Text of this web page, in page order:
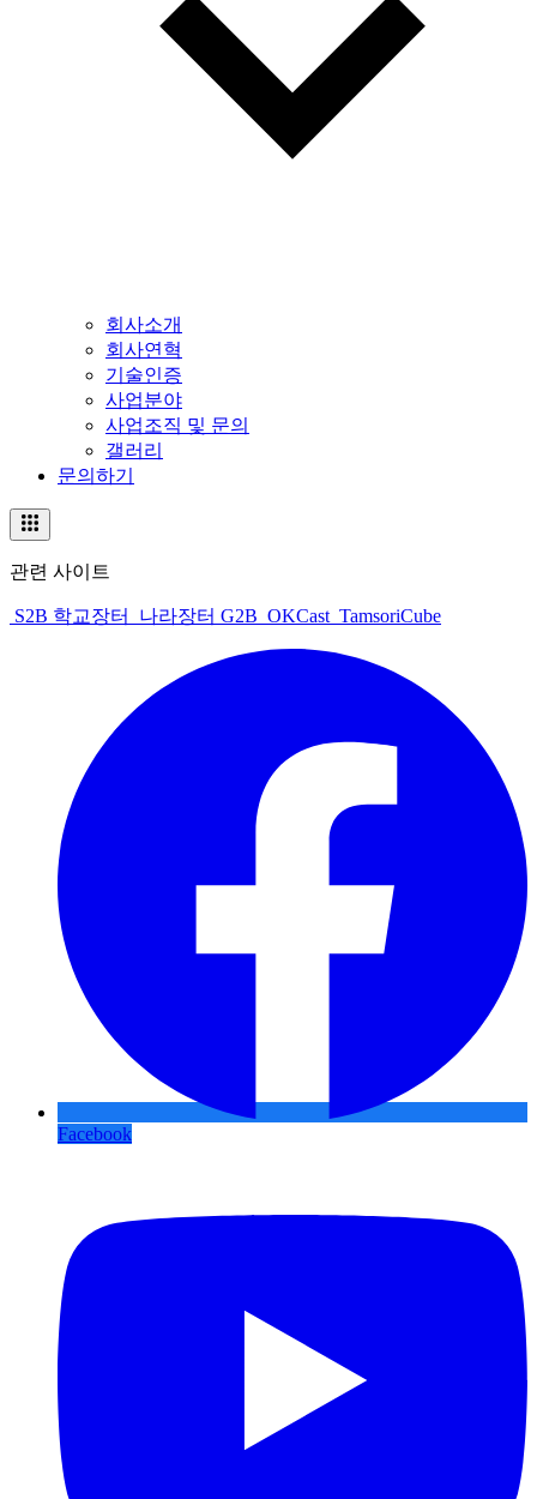
회사소개
회사연혁
기술인증
사업분야
사업조직 및 문의
갤러리
문의하기
관련 사이트
S2B 학교장터 나라장터 G2B OKCast TamsoriCube
Facebook